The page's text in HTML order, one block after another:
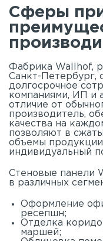
Сферы
Фабрика Wallhof,
Санкт-Петербург,
долгосрочное
компаниями, ИП и
отличие от
производитель,
качества на
позволяют в
объемы
индивидуальный
Стеновые панели
в различных
Оформление
ресепшн;
Отделка
маршей;